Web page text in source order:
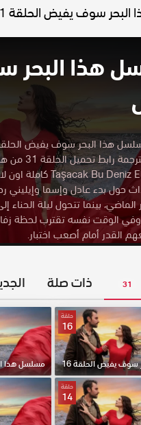
سوف يفيض الحلقة 31
هذا
والثلاثون
حول بدء عادل وإسما وإيليني
بينما تتحول ليلة الحناء
وفي الوقت نفسه تقترب لحظة
القدر أمام أصعب اختبار.
31 ذات صلة
حلقة
16
يفيض الحلقة 16 مسلسل هذا
حلقة
14